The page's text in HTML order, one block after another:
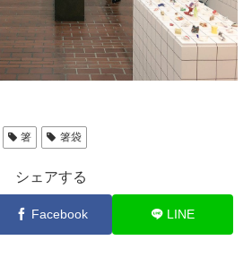
箸 箸袋
シェアする
Facebook LINE